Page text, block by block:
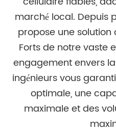
marché local. Depuis
propose une solution
Forts de notre vaste
engagement envers
ingénieurs vous
optimale, une
maximale et des